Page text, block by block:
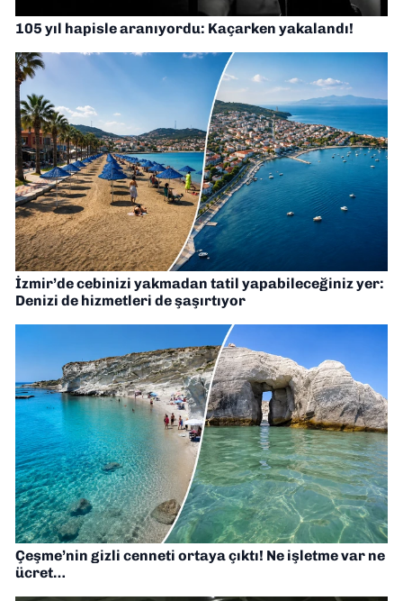
105 yıl hapisle aranıyordu: Kaçarken yakalandı!
İzmir’de cebinizi yakmadan tatil yapabileceğiniz yer:
Denizi de hizmetleri de şaşırtıyor
Çeşme’nin gizli cenneti ortaya çıktı! Ne işletme var ne
ücret…